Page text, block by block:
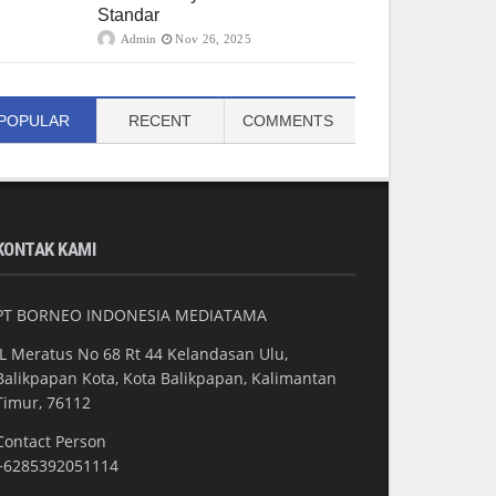
Standar
Admin Nov 26, 2025
RECENT COMMENTS
KAMI
BORNEO INDONESIA MEDIATAMA
Meratus No 68 Rt 44 Kelandasan Ulu,
Kota, Kota Balikpapan, Kalimantan
76112
Person